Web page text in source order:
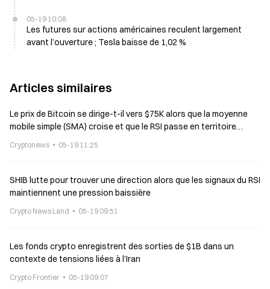
05-19 10:08
Les futures sur actions américaines reculent largement
avant l’ouverture ; Tesla baisse de 1,02 %
Articles similaires
Le prix de Bitcoin se dirige-t-il vers $75K alors que la moyenne
mobile simple (SMA) croise et que le RSI passe en territoire
Cryptonews 05-19 11:25
SHIB lutte pour trouver une direction alors que les signaux du RSI
maintiennent une pression baissière
Crypto News Land 05-19 09:51
Les fonds crypto enregistrent des sorties de $1B dans un
contexte de tensions liées à l’Iran
Crypto Frontier 05-19 09:07